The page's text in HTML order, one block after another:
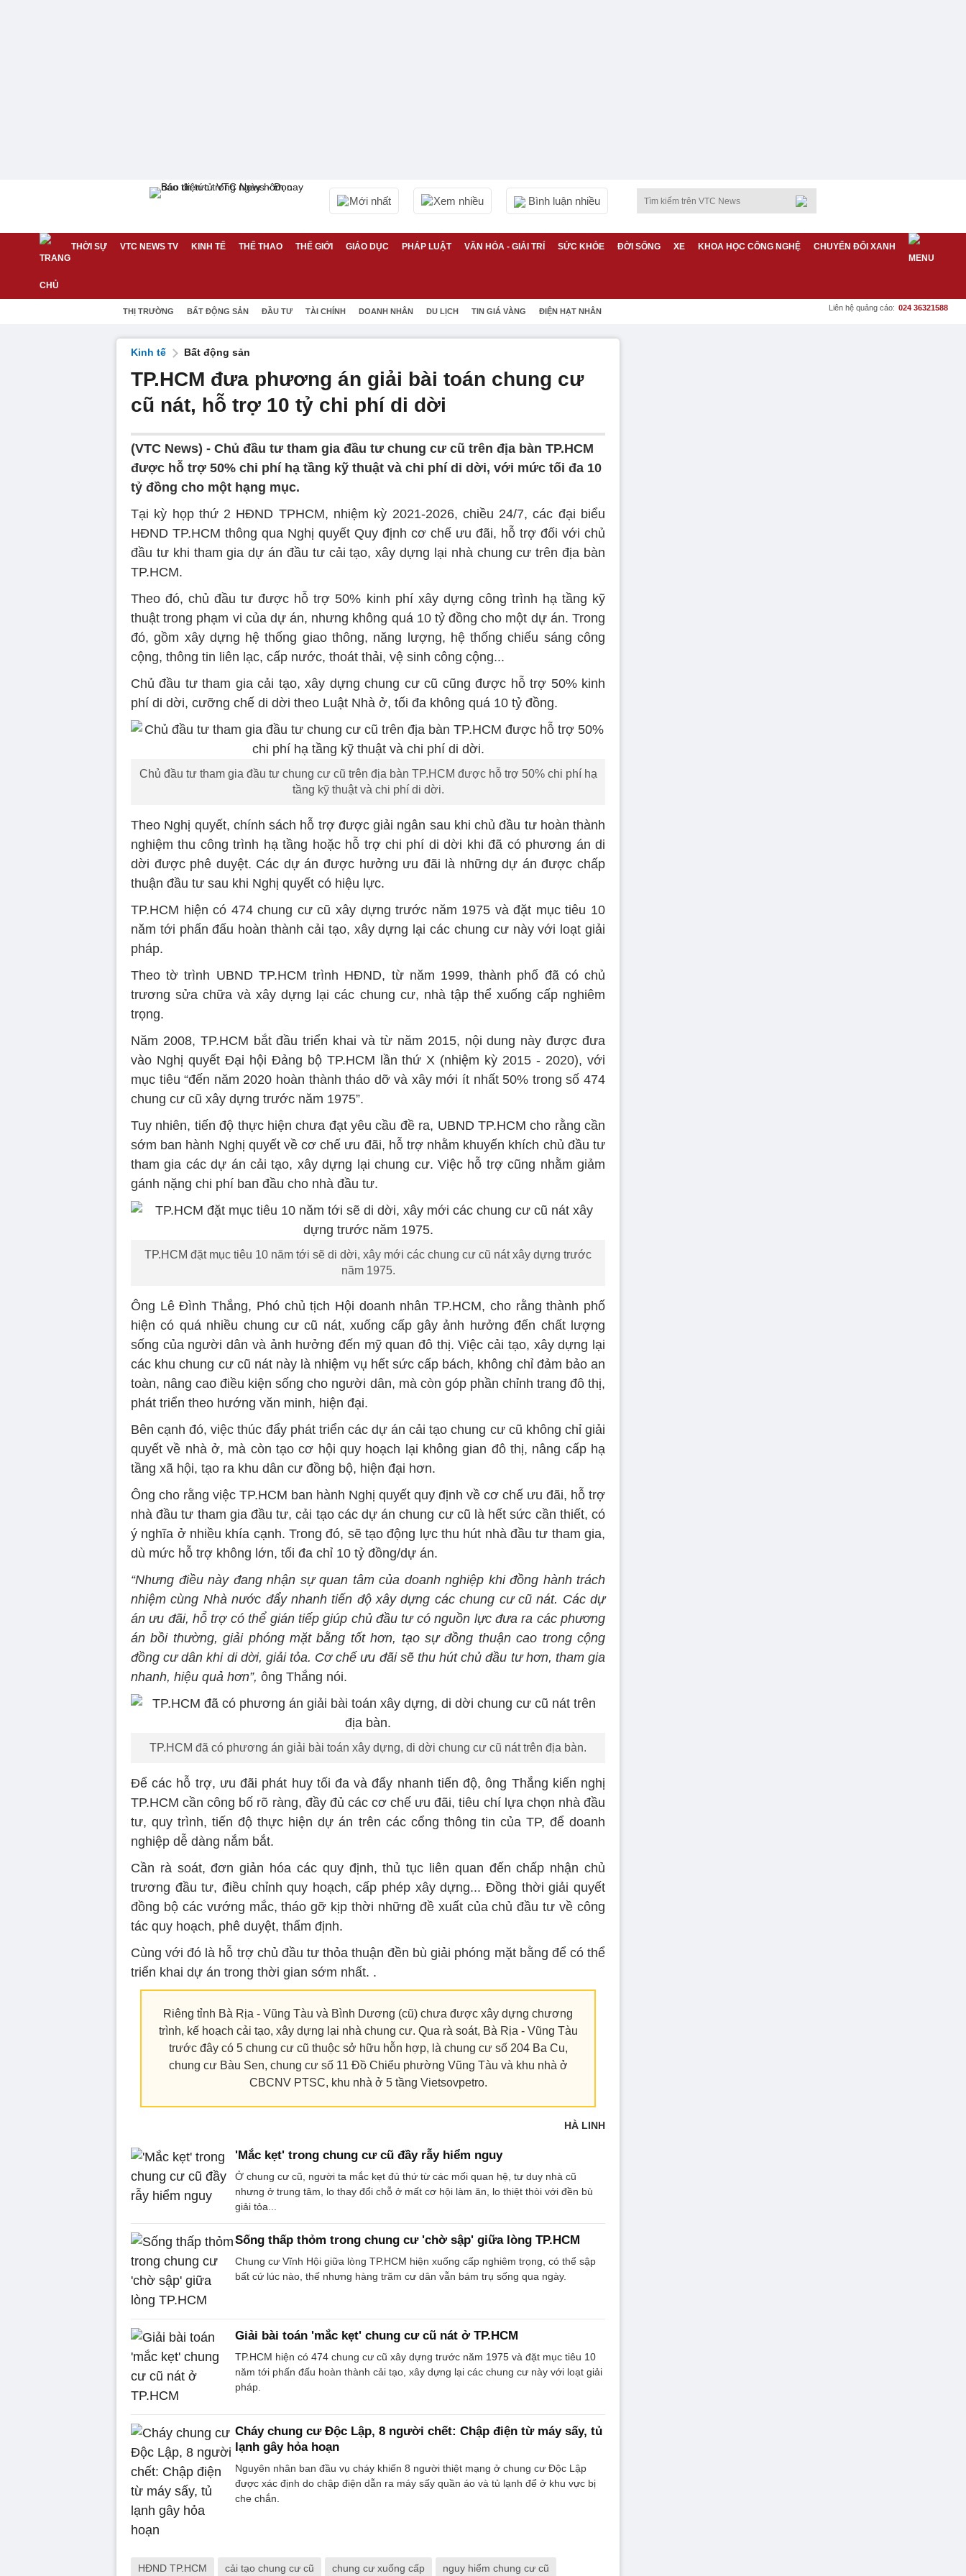
Mới nhất Xem nhiều Bình luận nhiều
THỜI SỰ VTC NEWS TV KINH TẾ THỂ THAO THẾ GIỚI GIÁO DỤC PHÁP LUẬT VĂN HÓA - GIẢI TRÍ SỨC KHỎE ĐỜI SỐNG XE KHOA HỌC CÔNG NGHỆ CHUYỂN ĐỔI XANH
THỊ TRƯỜNG BẤT ĐỘNG SẢN ĐẦU TƯ TÀI CHÍNH DOANH NHÂN DU LỊCH TIN GIÁ VÀNG ĐIỆN HẠT NHÂN Liên hệ quảng cáo: 024 36321588
Kinh tế Bất động sản
TP.HCM đưa phương án giải bài toán chung cư
cũ nát, hỗ trợ 10 tỷ chi phí di dời
(VTC News) - Chủ đầu tư tham gia đầu tư chung cư cũ trên địa bàn TP.HCM
được hỗ trợ 50% chi phí hạ tầng kỹ thuật và chi phí di dời, với mức tối đa 10
tỷ đồng cho một hạng mục.
Tại kỳ họp thứ 2 HĐND TPHCM, nhiệm kỳ 2021-2026, chiều 24/7, các đại biểu
HĐND TP.HCM thông qua Nghị quyết Quy định cơ chế ưu đãi, hỗ trợ đối với chủ
đầu tư khi tham gia dự án đầu tư cải tạo, xây dựng lại nhà chung cư trên địa bàn
TP.HCM.
Theo đó, chủ đầu tư được hỗ trợ 50% kinh phí xây dựng công trình hạ tầng kỹ
thuật trong phạm vi của dự án, nhưng không quá 10 tỷ đồng cho một dự án. Trong
đó, gồm xây dựng hệ thống giao thông, năng lượng, hệ thống chiếu sáng công
cộng, thông tin liên lạc, cấp nước, thoát thải, vệ sinh công cộng...
Chủ đầu tư tham gia cải tạo, xây dựng chung cư cũ cũng được hỗ trợ 50% kinh
phí di dời, cưỡng chế di dời theo Luật Nhà ở, tối đa không quá 10 tỷ đồng.
Chủ đầu tư tham gia đầu tư chung cư cũ trên địa bàn TP.HCM được hỗ trợ 50% chi phí hạ
tầng kỹ thuật và chi phí di dời.
Theo Nghị quyết, chính sách hỗ trợ được giải ngân sau khi chủ đầu tư hoàn thành
nghiệm thu công trình hạ tầng hoặc hỗ trợ chi phí di dời khi đã có phương án di
dời được phê duyệt. Các dự án được hưởng ưu đãi là những dự án được chấp
thuận đầu tư sau khi Nghị quyết có hiệu lực.
TP.HCM hiện có 474 chung cư cũ xây dựng trước năm 1975 và đặt mục tiêu 10
năm tới phấn đấu hoàn thành cải tạo, xây dựng lại các chung cư này với loạt giải
pháp.
Theo tờ trình UBND TP.HCM trình HĐND, từ năm 1999, thành phố đã có chủ
trương sửa chữa và xây dựng lại các chung cư, nhà tập thể xuống cấp nghiêm
trọng.
Năm 2008, TP.HCM bắt đầu triển khai và từ năm 2015, nội dung này được đưa
vào Nghị quyết Đại hội Đảng bộ TP.HCM lần thứ X (nhiệm kỳ 2015 - 2020), với
mục tiêu “đến năm 2020 hoàn thành tháo dỡ và xây mới ít nhất 50% trong số 474
chung cư cũ xây dựng trước năm 1975”.
Tuy nhiên, tiến độ thực hiện chưa đạt yêu cầu đề ra, UBND TP.HCM cho rằng cần
sớm ban hành Nghị quyết về cơ chế ưu đãi, hỗ trợ nhằm khuyến khích chủ đầu tư
tham gia các dự án cải tạo, xây dựng lại chung cư. Việc hỗ trợ cũng nhằm giảm
gánh nặng chi phí ban đầu cho nhà đầu tư.
TP.HCM đặt mục tiêu 10 năm tới sẽ di dời, xây mới các chung cư cũ nát xây dựng trước
năm 1975.
Ông Lê Đình Thắng, Phó chủ tịch Hội doanh nhân TP.HCM, cho rằng thành phố
hiện có quá nhiều chung cư cũ nát, xuống cấp gây ảnh hưởng đến chất lượng
sống của người dân và ảnh hưởng đến mỹ quan đô thị. Việc cải tạo, xây dựng lại
các khu chung cư cũ nát này là nhiệm vụ hết sức cấp bách, không chỉ đảm bảo an
toàn, nâng cao điều kiện sống cho người dân, mà còn góp phần chỉnh trang đô thị,
phát triển theo hướng văn minh, hiện đại.
Bên cạnh đó, việc thúc đẩy phát triển các dự án cải tạo chung cư cũ không chỉ giải
quyết về nhà ở, mà còn tạo cơ hội quy hoạch lại không gian đô thị, nâng cấp hạ
tầng xã hội, tạo ra khu dân cư đồng bộ, hiện đại hơn.
Ông cho rằng việc TP.HCM ban hành Nghị quyết quy định về cơ chế ưu đãi, hỗ trợ
nhà đầu tư tham gia đầu tư, cải tạo các dự án chung cư cũ là hết sức cần thiết, có
ý nghĩa ở nhiều khía cạnh. Trong đó, sẽ tạo động lực thu hút nhà đầu tư tham gia,
dù mức hỗ trợ không lớn, tối đa chỉ 10 tỷ đồng/dự án.
“Nhưng điều này đang nhận sự quan tâm của doanh nghiệp khi đồng hành trách
nhiệm cùng Nhà nước đẩy nhanh tiến độ xây dựng các chung cư cũ nát. Các dự
án ưu đãi, hỗ trợ có thể gián tiếp giúp chủ đầu tư có nguồn lực đưa ra các phương
án bồi thường, giải phóng mặt bằng tốt hơn, tạo sự đồng thuận cao trong cộng
đồng cư dân khi di dời, giải tỏa. Cơ chế ưu đãi sẽ thu hút chủ đầu tư hơn, tham gia
nhanh, hiệu quả hơn”, ông Thắng nói.
TP.HCM đã có phương án giải bài toán xây dựng, di dời chung cư cũ nát trên địa bàn.
Để các hỗ trợ, ưu đãi phát huy tối đa và đẩy nhanh tiến độ, ông Thắng kiến nghị
TP.HCM cần công bố rõ ràng, đầy đủ các cơ chế ưu đãi, tiêu chí lựa chọn nhà đầu
tư, quy trình, tiến độ thực hiện dự án trên các cổng thông tin của TP, để doanh
nghiệp dễ dàng nắm bắt.
Cần rà soát, đơn giản hóa các quy định, thủ tục liên quan đến chấp nhận chủ
trương đầu tư, điều chỉnh quy hoạch, cấp phép xây dựng... Đồng thời giải quyết
đồng bộ các vướng mắc, tháo gỡ kịp thời những đề xuất của chủ đầu tư về công
tác quy hoạch, phê duyệt, thẩm định.
Cùng với đó là hỗ trợ chủ đầu tư thỏa thuận đền bù giải phóng mặt bằng để có thể
triển khai dự án trong thời gian sớm nhất. .
Riêng tỉnh Bà Rịa - Vũng Tàu và Bình Dương (cũ) chưa được xây dựng chương
trình, kế hoạch cải tạo, xây dựng lại nhà chung cư. Qua rà soát, Bà Rịa - Vũng Tàu
trước đây có 5 chung cư cũ thuộc sở hữu hỗn hợp, là chung cư số 204 Ba Cu,
chung cư Bàu Sen, chung cư số 11 Đồ Chiểu phường Vũng Tàu và khu nhà ở
CBCNV PTSC, khu nhà ở 5 tầng Vietsovpetro.
HÀ LINH
'Mắc kẹt' trong chung cư cũ đầy rẫy hiểm nguy
Ở chung cư cũ, người ta mắc kẹt đủ thứ từ các mối quan hệ, tư duy nhà cũ
nhưng ở trung tâm, lo thay đổi chỗ ở mất cơ hội làm ăn, lo thiệt thòi với đền bù
giải tỏa...
Sống thấp thỏm trong chung cư 'chờ sập' giữa lòng TP.HCM
Chung cư Vĩnh Hội giữa lòng TP.HCM hiện xuống cấp nghiêm trọng, có thể sập
bất cứ lúc nào, thế nhưng hàng trăm cư dân vẫn bám trụ sống qua ngày.
Giải bài toán 'mắc kẹt' chung cư cũ nát ở TP.HCM
TP.HCM hiện có 474 chung cư cũ xây dựng trước năm 1975 và đặt mục tiêu 10
năm tới phấn đấu hoàn thành cải tạo, xây dựng lại các chung cư này với loạt giải
pháp.
Cháy chung cư Độc Lập, 8 người chết: Chập điện từ máy sấy, tủ
lạnh gây hỏa hoạn
Nguyên nhân ban đầu vụ cháy khiến 8 người thiệt mạng ở chung cư Độc Lập
được xác định do chập điện dẫn ra máy sấy quần áo và tủ lạnh để ở khu vực bị
che chắn.
HĐND TP.HCM cải tạo chung cư cũ chung cư xuống cấp nguy hiểm chung cư cũ